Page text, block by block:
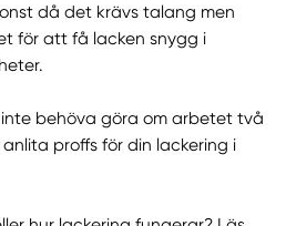
då det krävs talang men
för att få lacken snygg i
behöva göra om arbetet två
proffs för din lackering i